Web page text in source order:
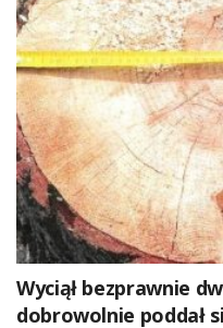
Wyciął bezprawnie
dobrowolnie poddał